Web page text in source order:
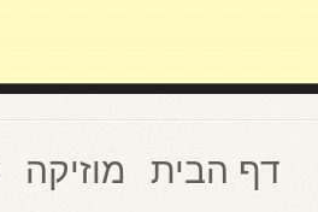
דף הבית מוזיקה